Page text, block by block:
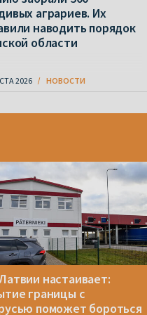
аграриев. Их
наводить порядок
области
2026 НОВОСТИ
настаивает:
границы с
поможет бороться